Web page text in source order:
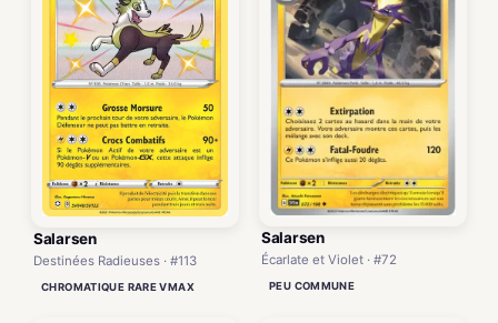
Salarsen
Destinées Radieuses · #113
CHROMATIQUE RARE VMAX
Salarsen
Écarlate et Violet · #72
PEU COMMUNE